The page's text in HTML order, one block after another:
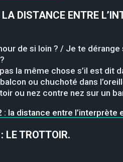
LA DISTANCE ENTRE
de si loin ? / Je te
la même chose s’il est dit
ou chuchoté dans
ou nez contre nez sur un
la distance entre l’interprète
LE TROTTOIR.